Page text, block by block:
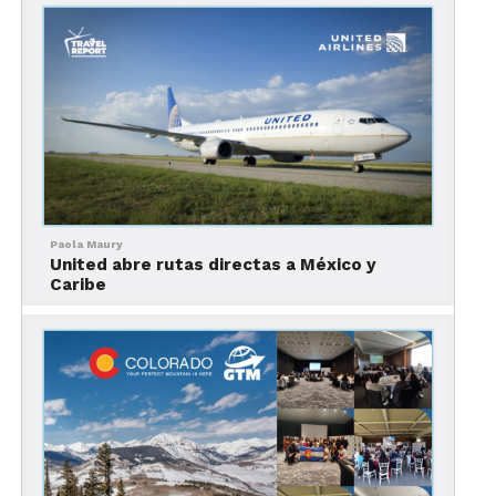
Conoce Denver, la capital del estado y Meca de las
artes y el entretenimiento, un destino con todo
desde grandes teatros e importantes equipos de
deportes profesionales hasta una oferta de
shopping de clase mundial y escena musical única.
Conoce más de Denveraquí.
Vail Resorts: Vail y Beaver
Paola Maury
United abre rutas directas a México y
Caribe